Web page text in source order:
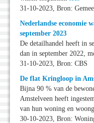
31-10-2023, Bron:
Nederlandse economie
september 2023
De detailhandel heeft in
dan in september 2022,
31-10-2023, Bron: CBS
De flat Kringloop in
Bijna 90 % van de
Amstelveen heeft
van hun woning en
30-10-2023, Bron: